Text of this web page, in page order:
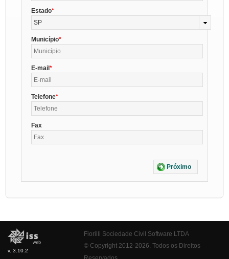
Estado
SP
Município
E-mail
Telefone
Fax
Próximo
v. 3.10.2
Fiorilli Sociedade Civil Software LTDA
© Copyright 2012-2026. Todos os Direitos